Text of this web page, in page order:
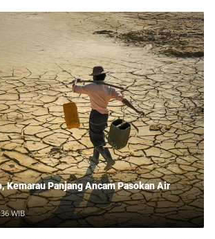
Kemarau Panjang Ancam Pasokan Air
WIB